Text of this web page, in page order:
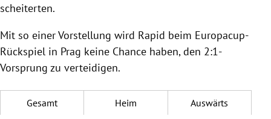
scheiterten.
Mit so einer Vorstellung wird Rapid beim Europacup-
Rückspiel in Prag keine Chance haben, den 2:1-
Vorsprung zu verteidigen.
Gesamt Heim Auswärts